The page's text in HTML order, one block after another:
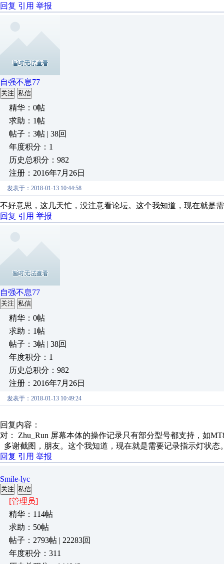
回复 引用 举报
自强不息77
关注 私信
精华：0帖
求助：1帖
帖子：3帖 | 38回
年度积分：1
历史总积分：982
注册：2016年7月26日
发表于：2018-01-13 10:44:58
不好意思，这几天忙，没注意看论坛。这个我知道，现在就是
回复 引用 举报
自强不息77
关注 私信
精华：0帖
求助：1帖
帖子：3帖 | 38回
年度积分：1
历史总积分：982
注册：2016年7月26日
发表于：2018-01-13 10:49:24
回复内容：
对： Zhu_Run 屏幕本体的操作记录只有部分型号都支持，如
多谢截图，朋友。这个我知道，现在就是需要记录指示灯状态
回复 引用 举报
Smile-lyc
关注 私信
[管理员]
精华：114帖
求助：50帖
帖子：2793帖 | 22283回
年度积分：311